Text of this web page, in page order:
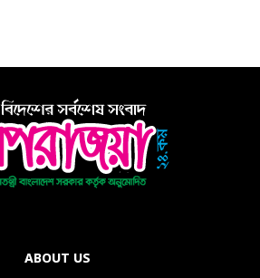
ABOUT US